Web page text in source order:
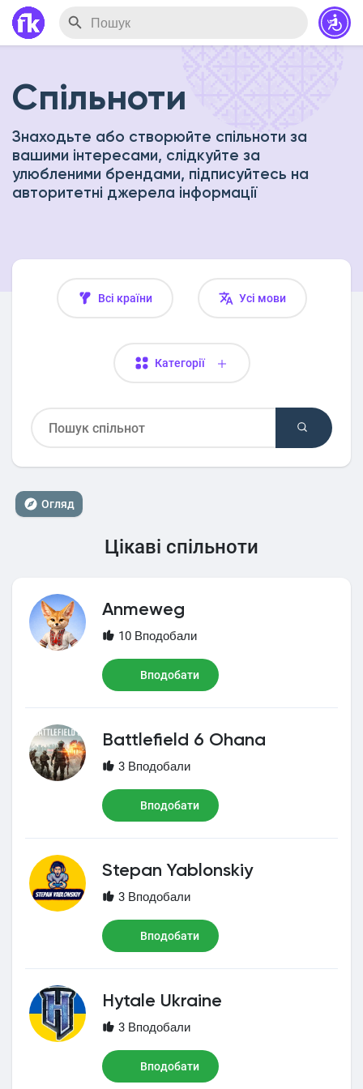
Спільноти
Знаходьте або створюйте спільноти за
вашими інтересами, слідкуйте за
улюбленими брендами, підписуйтесь на
авторитетні джерела інформації
Всі країни Усі мови
Категорії
Огляд
Цікаві спільноти
Anmeweg
10 Вподобали
Вподобати
Battlefield 6 Ohana
3 Вподобали
Вподобати
Stepan Yablonskiy
3 Вподобали
Вподобати
Hytale Ukraine
3 Вподобали
Вподобати